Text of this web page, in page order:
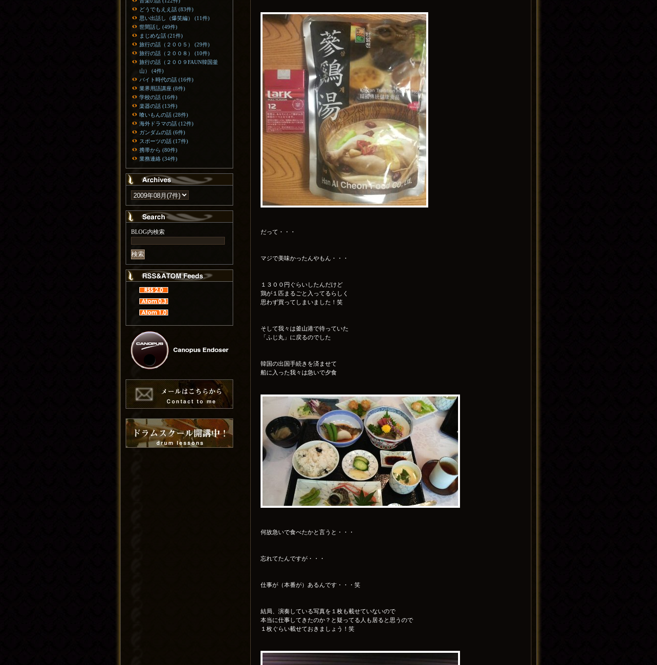
だって・・・
マジで美味かったんやもん・・・
１３００円ぐらいしたんだけど
鶏が１匹まるごと入ってるらしく
思わず買ってしまいました！笑
そして我々は釜山港で待っていた
「ふじ丸」に戻るのでした
韓国の出国手続きを済ませて
船に入った我々は急いで夕食
何故急いで食べたかと言うと・・・
忘れてたんですが・・・
仕事が（本番が）あるんです・・・笑
結局、演奏している写真を１枚も載せていないので
本当に仕事してきたのか？と疑ってる人も居ると思うので
１枚ぐらい載せておきましょう！笑
どうでもええ話 (83件)
思い出話し（爆笑編） (11件)
世間話し (49件)
まじめな話 (21件)
旅行の話（２００５） (29件)
旅行の話（２００８） (10件)
旅行の話（２００９FAUN韓国釜
山） (4件)
バイト時代の話 (16件)
業界用語講座 (8件)
学校の話 (16件)
楽器の話 (13件)
喰いもんの話 (28件)
海外ドラマの話 (12件)
ガンダムの話 (6件)
スポーツの話 (17件)
携帯から (80件)
業務連絡 (34件)
BLOG内検索